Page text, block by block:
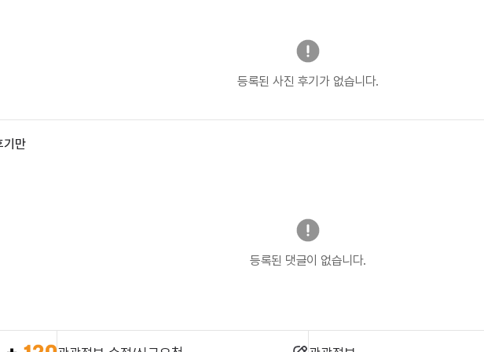
등록된 사진 후기가 없습니다.
기만
등록된 댓글이 없습니다.